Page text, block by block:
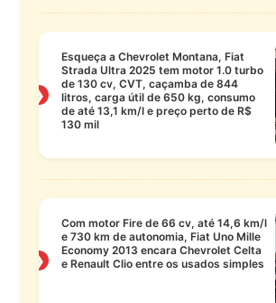
❯
Esqueça a Chevrolet Montana, Fiat
Strada Ultra 2025 tem motor 1.0 turbo
de 130 cv, CVT, caçamba de 844
litros, carga útil de 650 kg, consumo
de até 13,1 km/l e preço perto de R$
130 mil
❯
Com motor Fire de 66 cv, até 14,6 km/l
e 730 km de autonomia, Fiat Uno Mille
Economy 2013 encara Chevrolet Celta
e Renault Clio entre os usados simples